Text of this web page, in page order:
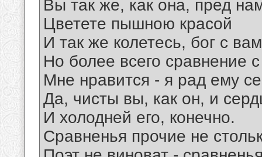
Вы так же, как она, пред
Цветете пышною красой
И так же колетесь, бог с
Но более всего сравнение
Мне нравится - я рад ему
Да, чисты вы, как он, и
И холодней его, конечно.
Сравненья прочие не